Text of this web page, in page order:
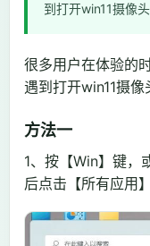
到打开win11摄像
很多用户在体验的
遇到打开win11摄
方法一
1、按【Win】键，
后点击【所有应用】